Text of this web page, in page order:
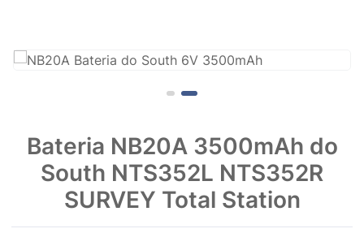
Bateria NB20A 3500mAh do
South NTS352L NTS352R
SURVEY Total Station